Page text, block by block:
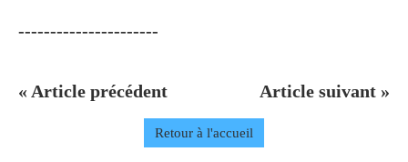
----------------------
« Article précédent Article suivant »
Retour à l'accueil